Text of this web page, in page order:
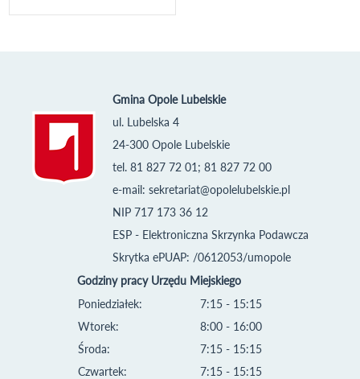
Gmina Opole Lubelskie
ul. Lubelska 4
24-300 Opole Lubelskie
tel. 81 827 72 01; 81 827 72 00
e-mail: sekretariat@opolelubelskie.pl
NIP 717 173 36 12
ESP - Elektroniczna Skrzynka Podawcza
Skrytka ePUAP: /0612053/umopole
Godziny pracy Urzędu Miejskiego
Poniedziałek:
Wtorek:
Środa:
Czwartek:
7:15 - 15:15
8:00 - 16:00
7:15 - 15:15
7:15 - 15:15